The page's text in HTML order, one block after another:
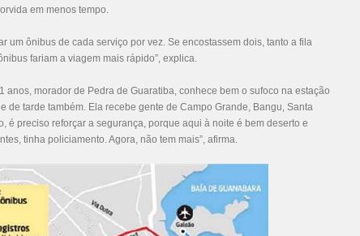
em menos tempo.
um ônibus de cada serviço por vez. Se encostassem dois, tanto a fila
fariam a viagem mais rápido”, explica.
morador de Pedra de Guaratiba, conhece bem o sufoco na estação
de tarde também. Ela recebe gente de Campo Grande, Bangu, Santa
é preciso reforçar a segurança, porque aqui à noite é bem deserto e
tinha policiamento. Agora, não tem mais”, afirma.